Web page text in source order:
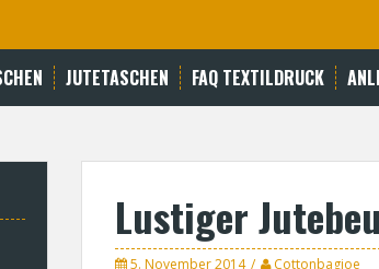
JUTETASCHEN FAQ TEXTILDRUCK
Lustiger
5. November 2014 Cottonbagjoe